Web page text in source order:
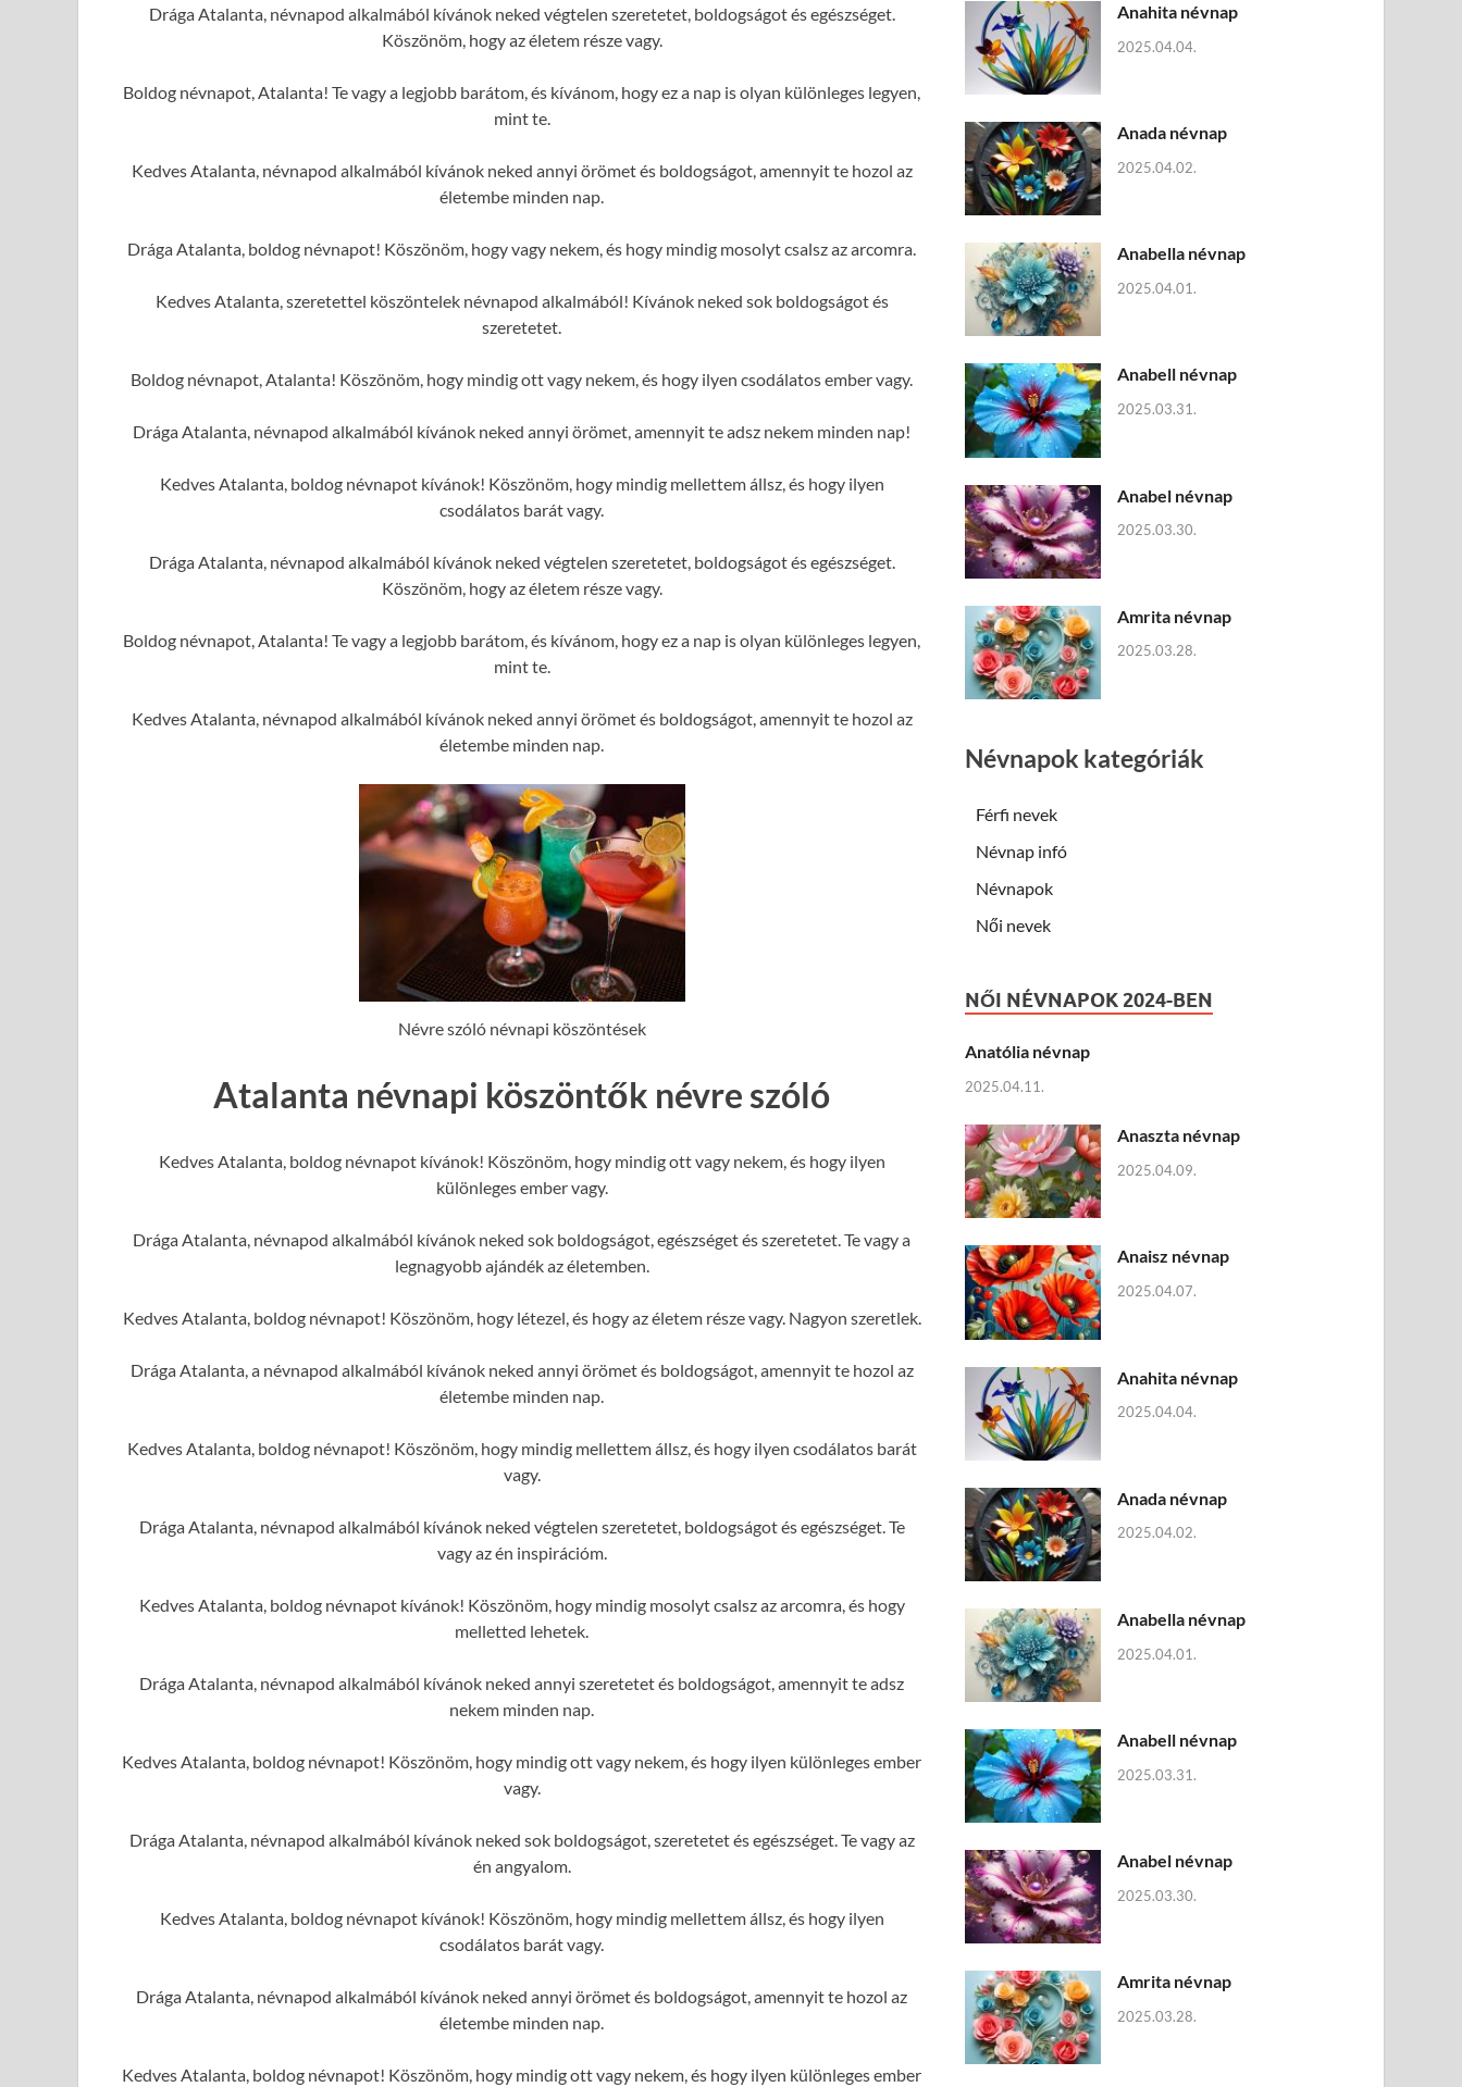
Drága Atalanta, névnapod alkalmából kívánok neked végtelen szeretetet, boldogságot és egészséget.
Köszönöm, hogy az életem része vagy.
Boldog névnapot, Atalanta! Te vagy a legjobb barátom, és kívánom, hogy ez a nap is olyan különleges legyen,
mint te.
Kedves Atalanta, névnapod alkalmából kívánok neked annyi örömet és boldogságot, amennyit te hozol az
életembe minden nap.
Drága Atalanta, boldog névnapot! Köszönöm, hogy vagy nekem, és hogy mindig mosolyt csalsz az arcomra.
Kedves Atalanta, szeretettel köszöntelek névnapod alkalmából! Kívánok neked sok boldogságot és
szeretetet.
Boldog névnapot, Atalanta! Köszönöm, hogy mindig ott vagy nekem, és hogy ilyen csodálatos ember vagy.
Drága Atalanta, névnapod alkalmából kívánok neked annyi örömet, amennyit te adsz nekem minden nap!
Kedves Atalanta, boldog névnapot kívánok! Köszönöm, hogy mindig mellettem állsz, és hogy ilyen
csodálatos barát vagy.
Drága Atalanta, névnapod alkalmából kívánok neked végtelen szeretetet, boldogságot és egészséget.
Köszönöm, hogy az életem része vagy.
Boldog névnapot, Atalanta! Te vagy a legjobb barátom, és kívánom, hogy ez a nap is olyan különleges legyen,
mint te.
Kedves Atalanta, névnapod alkalmából kívánok neked annyi örömet és boldogságot, amennyit te hozol az
életembe minden nap.
Névre szóló névnapi köszöntések
Atalanta névnapi köszöntők névre szóló
Kedves Atalanta, boldog névnapot kívánok! Köszönöm, hogy mindig ott vagy nekem, és hogy ilyen
különleges ember vagy.
Drága Atalanta, névnapod alkalmából kívánok neked sok boldogságot, egészséget és szeretetet. Te vagy a
legnagyobb ajándék az életemben.
Kedves Atalanta, boldog névnapot! Köszönöm, hogy létezel, és hogy az életem része vagy. Nagyon szeretlek.
Drága Atalanta, a névnapod alkalmából kívánok neked annyi örömet és boldogságot, amennyit te hozol az
életembe minden nap.
Kedves Atalanta, boldog névnapot! Köszönöm, hogy mindig mellettem állsz, és hogy ilyen csodálatos barát
vagy.
Drága Atalanta, névnapod alkalmából kívánok neked végtelen szeretetet, boldogságot és egészséget. Te
vagy az én inspirációm.
Kedves Atalanta, boldog névnapot kívánok! Köszönöm, hogy mindig mosolyt csalsz az arcomra, és hogy
melletted lehetek.
Drága Atalanta, névnapod alkalmából kívánok neked annyi szeretetet és boldogságot, amennyit te adsz
nekem minden nap.
Kedves Atalanta, boldog névnapot! Köszönöm, hogy mindig ott vagy nekem, és hogy ilyen különleges ember
vagy.
Drága Atalanta, névnapod alkalmából kívánok neked sok boldogságot, szeretetet és egészséget. Te vagy az
én angyalom.
Kedves Atalanta, boldog névnapot kívánok! Köszönöm, hogy mindig mellettem állsz, és hogy ilyen
csodálatos barát vagy.
Drága Atalanta, névnapod alkalmából kívánok neked annyi örömet és boldogságot, amennyit te hozol az
életembe minden nap.
Kedves Atalanta, boldog névnapot! Köszönöm, hogy mindig ott vagy nekem, és hogy ilyen különleges ember
Anahita névnap
2025.04.04.
Anada névnap
2025.04.02.
Anabella névnap
2025.04.01.
Anabell névnap
2025.03.31.
Anabel névnap
2025.03.30.
Amrita névnap
2025.03.28.
Névnapok kategóriák
Férfi nevek
Névnap infó
Névnapok
Női nevek
NŐI NÉVNAPOK 2024-BEN
Anatólia névnap
2025.04.11.
Anaszta névnap
2025.04.09.
Anaisz névnap
2025.04.07.
Anahita névnap
2025.04.04.
Anada névnap
2025.04.02.
Anabella névnap
2025.04.01.
Anabell névnap
2025.03.31.
Anabel névnap
2025.03.30.
Amrita névnap
2025.03.28.